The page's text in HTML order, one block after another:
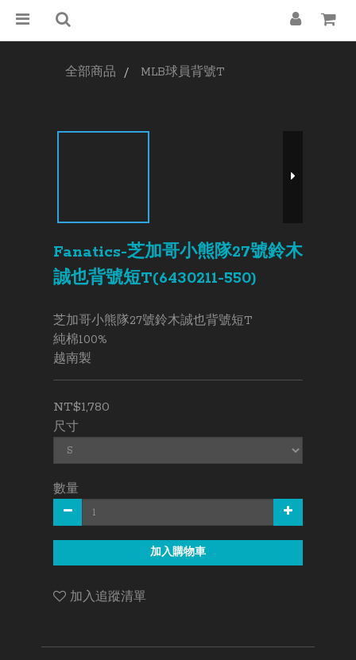
全部商品 MLB球員背號T
Fanatics-芝加哥小熊隊27號鈴木
誠也背號短T(6430211-550)
芝加哥小熊隊27號鈴木誠也背號短T
純棉100%
越南製
NT$1,780
尺寸
數量
加入購物車
加入追蹤清單